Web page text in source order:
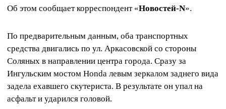
Об этом сообщает корреспондент «Новостей-N».
По предварительным данным, оба транспортных
средства двигались по ул. Аркасовской со стороны
Соляных в направлении центра города. Сразу за
Ингульским мостом Honda левым зеркалом заднего вида
задела ехавшего скутериста. В результате он упал на
асфальт и ударился головой.